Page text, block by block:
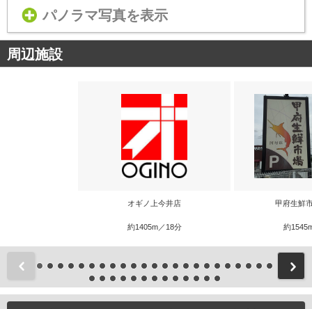
パノラマ写真を表示
周辺施設
オギノ上今井店
約1405m／18分
甲府生鮮
約
前